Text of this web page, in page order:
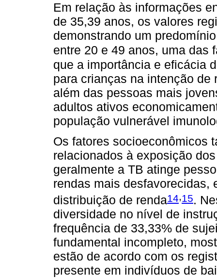
Em relação às informações
de 35,39 anos, os valores
demonstrando um
entre 20 e 49 anos, uma das
que a importância e eficácia
para crianças na intenção
além das pessoas mais
adultos ativos
população vulnerável
Os fatores socioeconômicos
relacionados à exposição
geralmente a TB atinge
rendas mais desfavorecidas,
distribuição de renda14,15.
diversidade no nível de
frequência de 33,33% de
fundamental incompleto,
estão de acordo com os
presente em indivíduos de